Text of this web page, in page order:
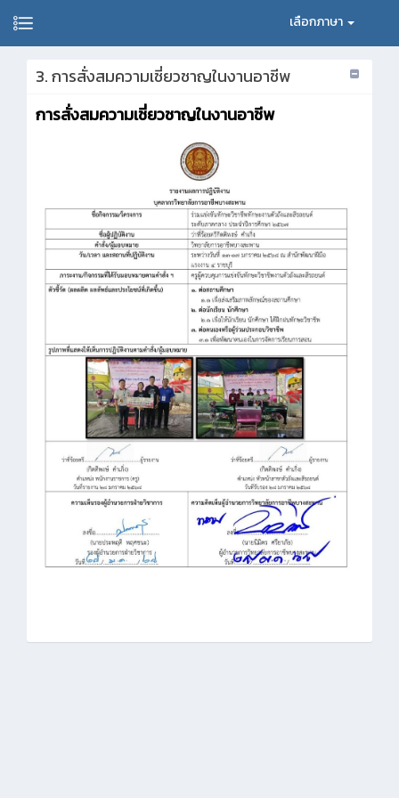
เลือกภาษา
3. การสั่งสมความเชี่ยวชาญในงานอาชีพ
การสั่งสมความเชี่ยวชาญในงานอาชีพ